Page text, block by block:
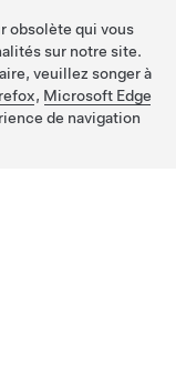
obsolète qui vous
sur notre site.
veuillez songer à
, Microsoft Edge
de navigation